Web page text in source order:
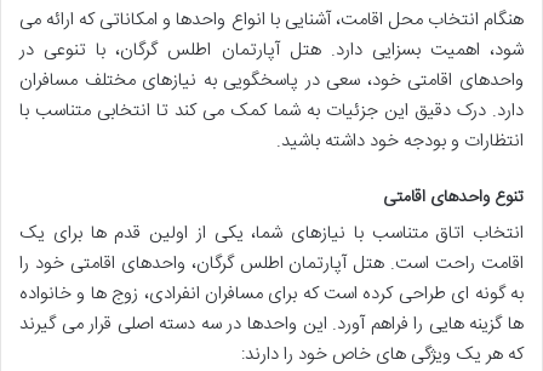
هنگام انتخاب محل اقامت، آشنایی با انواع واحدها و امکاناتی که ارائه می
شود، اهمیت بسزایی دارد. هتل آپارتمان اطلس گرگان، با تنوعی در
واحدهای اقامتی خود، سعی در پاسخگویی به نیازهای مختلف مسافران
دارد. درک دقیق این جزئیات به شما کمک می کند تا انتخابی متناسب با
انتظارات و بودجه خود داشته باشید.
تنوع واحدهای اقامتی
انتخاب اتاق متناسب با نیازهای شما، یکی از اولین قدم ها برای یک
اقامت راحت است. هتل آپارتمان اطلس گرگان، واحدهای اقامتی خود را
به گونه ای طراحی کرده است که برای مسافران انفرادی، زوج ها و خانواده
ها گزینه هایی را فراهم آورد. این واحدها در سه دسته اصلی قرار می گیرند
که هر یک ویژگی های خاص خود را دارند: